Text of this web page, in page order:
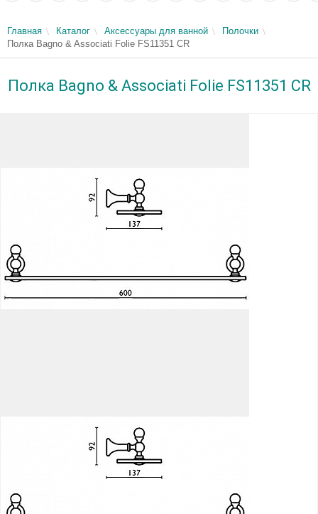
Главная Каталог Аксессуары для ванной
Полочки
Полка Bagno & Associati Folie FS11351 CR
Полка Bagno & Associati Folie FS11351 CR